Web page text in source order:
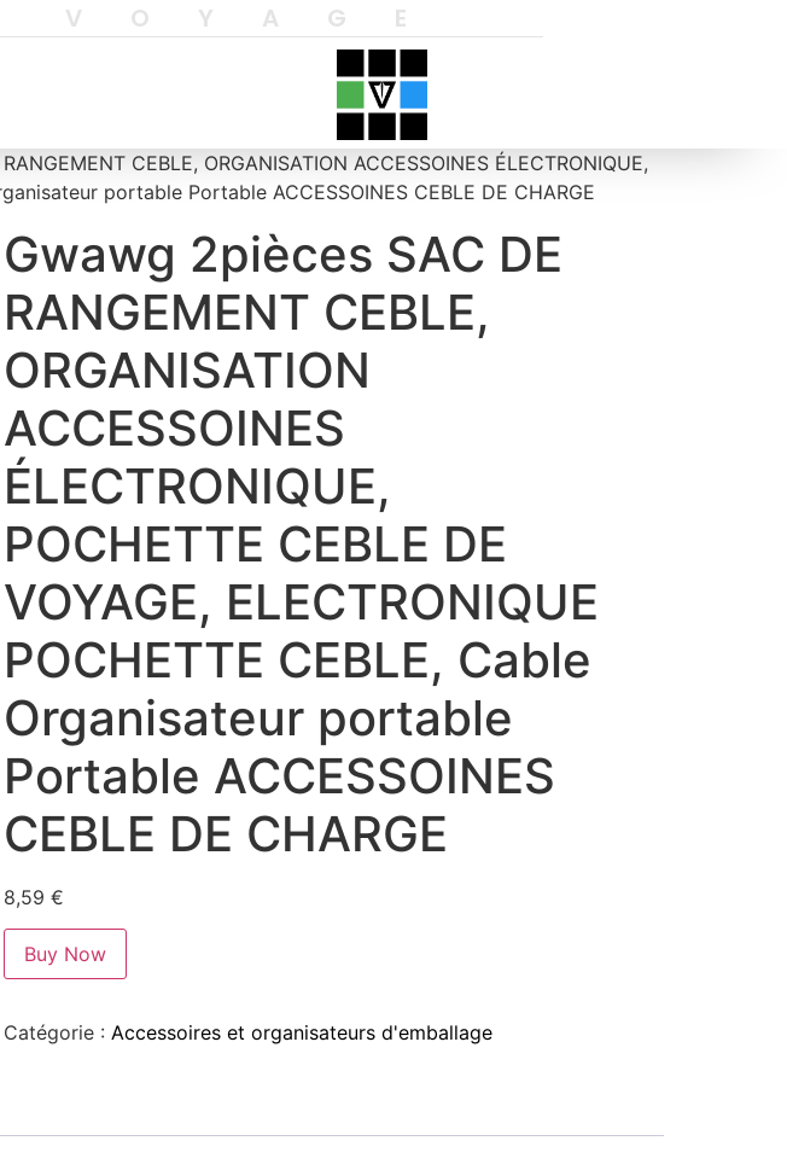
VOYAGE
CEBLE, ORGANISATION ACCESSOINES ÉLECTRONIQUE,
portable Portable ACCESSOINES CEBLE DE CHARGE
Gwawg 2pièces SAC DE
RANGEMENT CEBLE,
ORGANISATION
ACCESSOINES
ÉLECTRONIQUE,
POCHETTE CEBLE DE
VOYAGE, ELECTRONIQUE
POCHETTE CEBLE, Cable
Organisateur portable
Portable ACCESSOINES
CEBLE DE CHARGE
8,59 €
Buy Now
Catégorie : Accessoires et organisateurs d'emballage